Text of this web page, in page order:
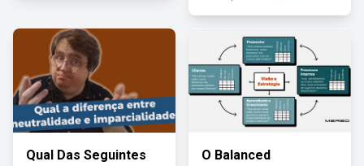
Qual Das Seguintes
O Balanced